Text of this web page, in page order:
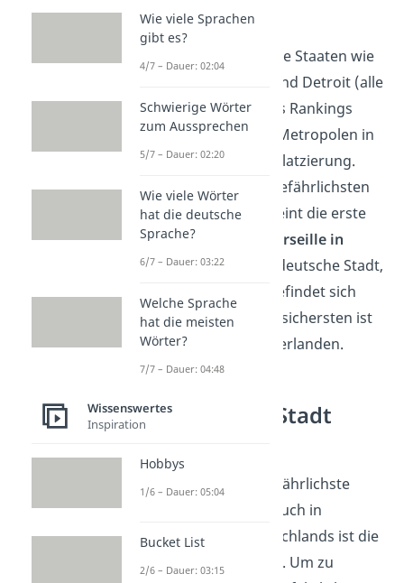
Deutschland
Während sich westliche Staaten wie
Memphis, Baltimore und Detroit (alle
USA) in den Top 20 des Rankings
positionieren, zeigen Metropolen in
Europaeine bessere Platzierung.
Erst auf Platz 40 der gefährlichsten
Städte der Welt erscheint die erste
europäische Stadt,
Marseille in
Frankreich. Die erste deutsche Stadt,
, befindet sich
erst auf Platz 156. Am sichersten ist
Den Haag in den Niederlanden.
Gefährlichste Stadt
Jetzt kennst du die gefährlichste
Stadt der Welt, doch auch in
manchen Teilen Deutschlands ist die
Kriminalitätsrate hoch. Um zu
Wie viele Sprachen
gibt es?
4/7 – Dauer: 02:04
Schwierige Wörter
zum Aussprechen
5/7 – Dauer: 02:20
Wie viele Wörter
hat die deutsche
Sprache?
6/7 – Dauer: 03:22
Welche Sprache
hat die meisten
Wörter?
7/7 – Dauer: 04:48
Wissenswertes
Inspiration
Hobbys
1/6 – Dauer: 05:04
Bucket List
2/6 – Dauer: 03:15